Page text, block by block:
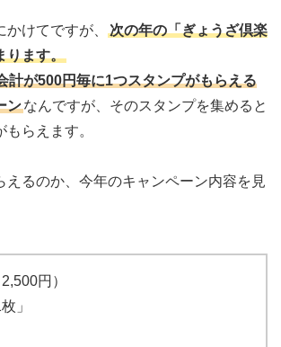
けてですが、
次の年の「ぎょうざ倶楽
ります。
計が500円毎に1つスタンプがもらえる
ンなんですが、そのスタンプを集めると
もらえます。
えるのか、今年のキャンペーン内容を見
円）
」